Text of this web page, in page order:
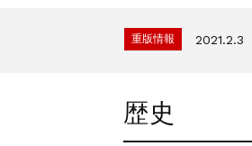
重版情報 2021.2.3
重版情報
2021.3.25
歴史